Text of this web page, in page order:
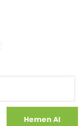
Hemen Al